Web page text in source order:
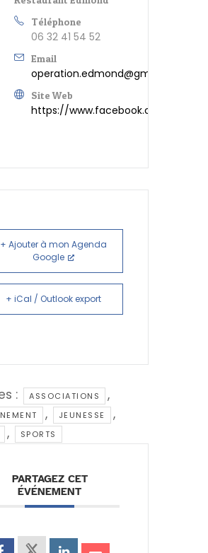
Téléphone
06 32 41 54 52
Email
operation.edmond@gmail.com
Site Web
https://www.facebook.com/
+ Ajouter à mon Agenda
Google
+ iCal / Outlook export
: ASSOCIATIONS ,
, JEUNESSE ,
, SPORTS
PARTAGEZ CET
ÉVÉNEMENT